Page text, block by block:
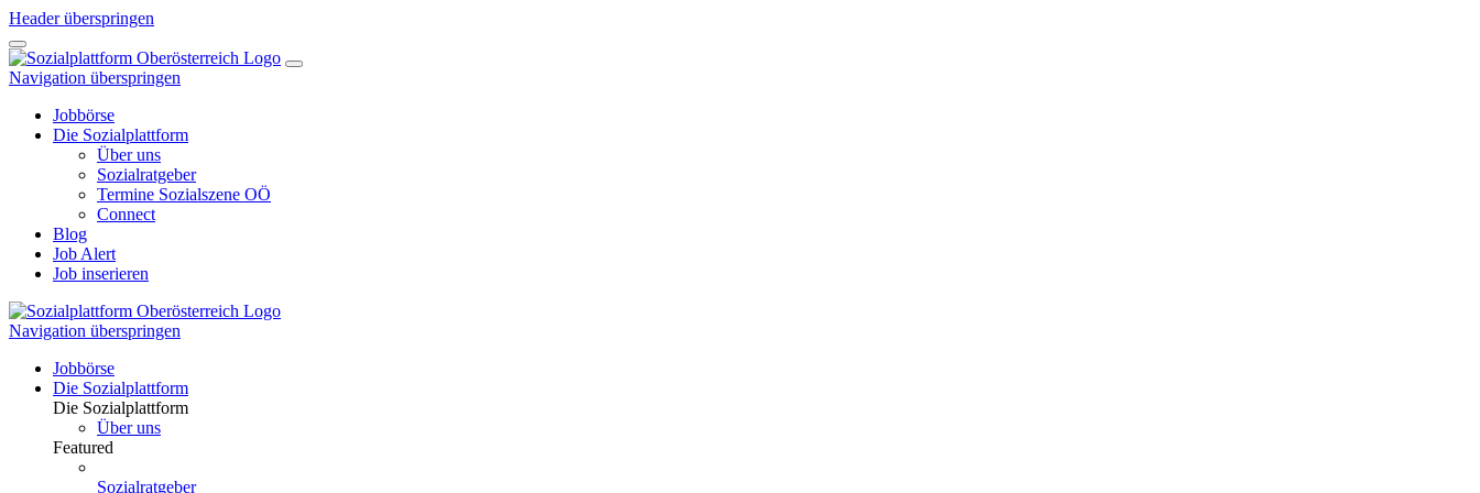
Header überspringen
Navigation überspringen
Jobbörse
Die Sozialplattform
Über uns
Sozialratgeber
Termine Sozialszene OÖ
Connect
Blog
Job Alert
Job inserieren
Navigation überspringen
Jobbörse
Die Sozialplattform
Die Sozialplattform
Über uns
Featured
Sozialratgeber